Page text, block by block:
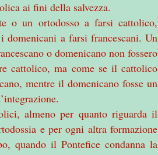
ai fini della salvezza.
o un ortodosso a farsi cattolico,
domenicani a farsi francescani. Un
o domenicano non fossero
cattolico, ma come se il cattolico
mentre il domenicano fosse un
almeno per quanto riguarda il
e per ogni altra formazione
quando il Pontefice condanna la